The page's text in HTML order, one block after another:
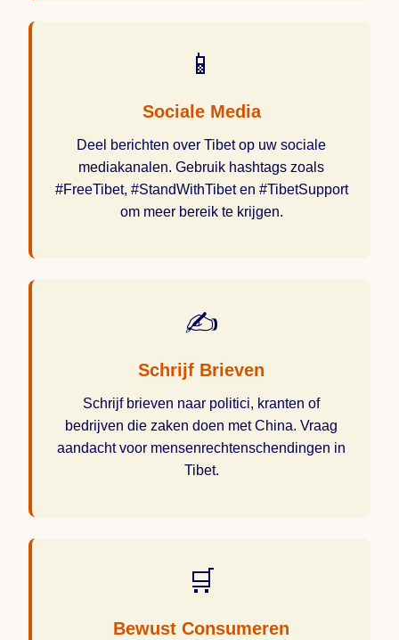
📱
Sociale Media
Deel berichten over Tibet op uw sociale
mediakanalen. Gebruik hashtags zoals
#FreeTibet, #StandWithTibet en #TibetSupport
om meer bereik te krijgen.
✍️
Schrijf Brieven
Schrijf brieven naar politici, kranten of
bedrijven die zaken doen met China. Vraag
aandacht voor mensenrechtenschendingen in
Tibet.
🛒
Bewust Consumeren